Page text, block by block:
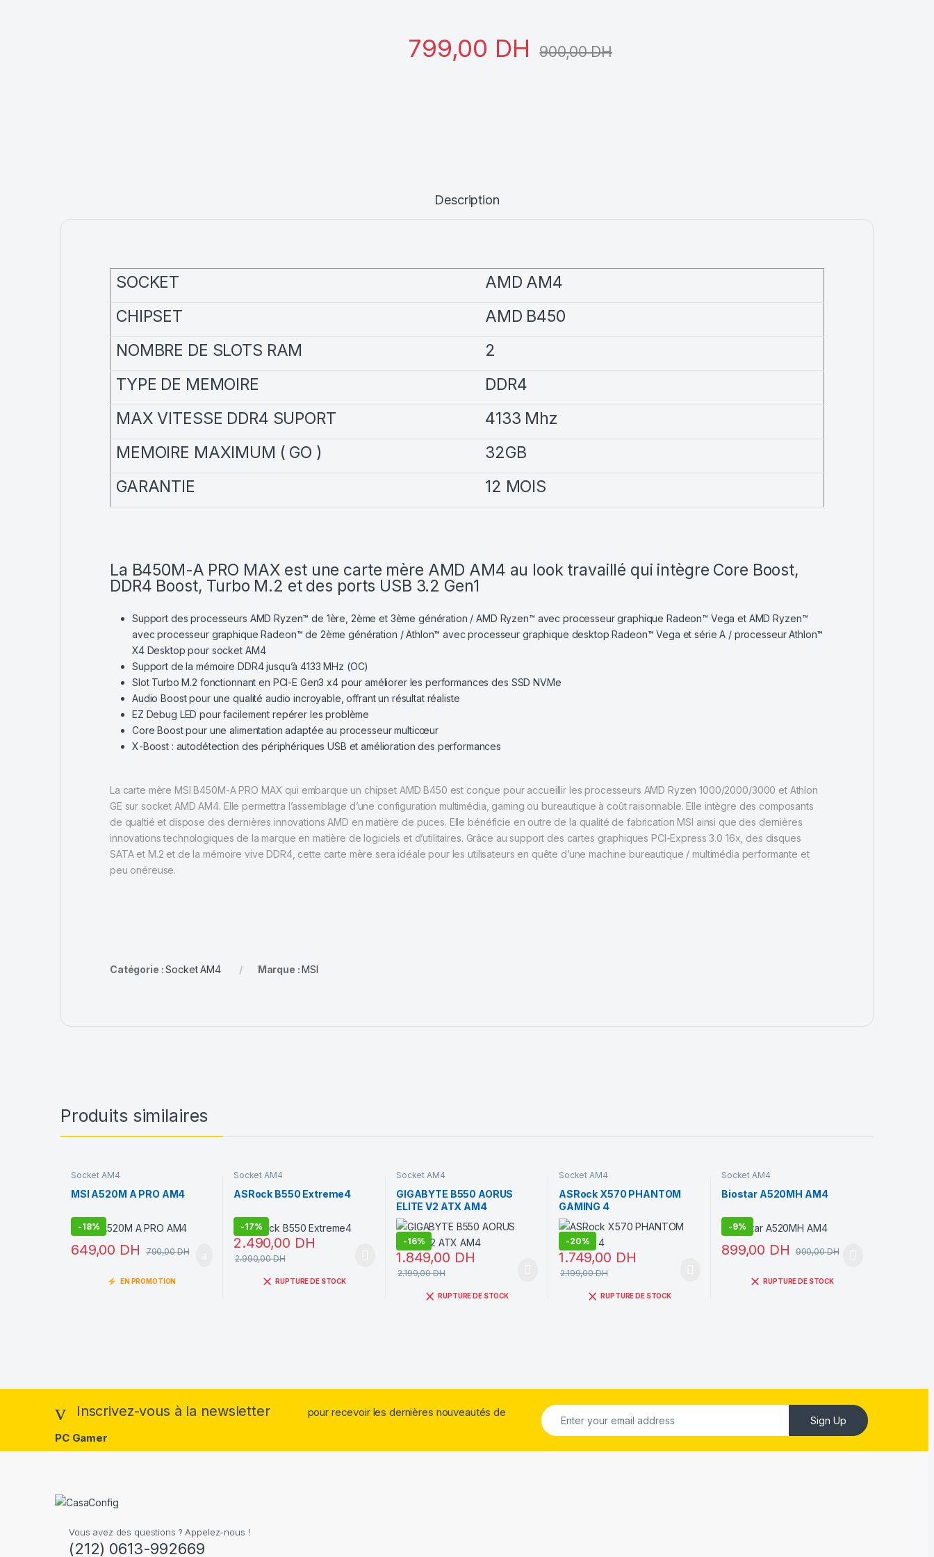
799,00 DH 900,00DH
Description
SOCKET
AMD AM4
CHIPSET
AMD B450
NOMBRE DE SLOTS RAM
2
TYPE DE MEMOIRE
DDR4
MAX VITESSE DDR4 SUPORT
4133 Mhz
MEMOIRE MAXIMUM ( GO )
32GB
GARANTIE
12 MOIS
La B450M-A PRO MAX est une carte mère AMD AM4 au look travaillé qui intègre Core Boost,
DDR4 Boost, Turbo M.2 et des ports USB 3.2 Gen1
Support des processeurs AMD Ryzen™ de 1ère, 2ème et 3ème génération / AMD Ryzen™ avec processeur graphique Radeon™ Vega et AMD Ryzen™
avec processeur graphique Radeon™ de 2ème génération / Athlon™ avec processeur graphique desktop Radeon™ Vega et série A / processeur Athlon™
X4 Desktop pour socket AM4
Support de la mémoire DDR4 jusqu’à 4133 MHz (OC)
Slot Turbo M.2 fonctionnant en PCI-E Gen3 x4 pour améliorer les performances des SSD NVMe
Audio Boost pour une qualité audio incroyable, offrant un résultat réaliste
EZ Debug LED pour facilement repérer les problème
Core Boost pour une alimentation adaptée au processeur multicœur
X-Boost : autodétection des périphériques USB et amélioration des performances
La carte mère MSI B450M-A PRO MAX qui embarque un chipset AMD B450 est conçue pour accueillir les processeurs AMD Ryzen 1000/2000/3000 et Athlon
GE sur socket AMD AM4. Elle permettra l’assemblage d’une configuration multimédia, gaming ou bureautique à coût raisonnable. Elle intègre des composants
de qualtié et dispose des dernières innovations AMD en matière de puces. Elle bénéficie en outre de la qualité de fabrication MSI ainsi que des dernières
innovations technologiques de la marque en matière de logiciels et d’utilitaires. Grâce au support des cartes graphiques PCI-Express 3.0 16x, des disques
SATA et M.2 et de la mémoire vive DDR4, cette carte mère sera idéale pour les utilisateurs en quête d’une machine bureautique / multimédia performante et
peu onéreuse.
Catégorie :Socket AM4 Marque :MSI
Produits similaires
Socket AM4
MSI A520M A PRO AM4
-18%
649,00 DH 790,00DH
EN PROMOTION
Socket AM4
ASRock B550 Extreme4
-17%
2.490,00 DH
2.990,00DH
RUPTURE DE STOCK
Socket AM4
GIGABYTE B550 AORUS
ELITE V2 ATX AM4
-16%
1.849,00 DH
2.199,00DH
RUPTURE DE STOCK
Socket AM4
ASRock X570 PHANTOM
GAMING 4
-20%
1.749,00 DH
2.199,00DH
RUPTURE DE STOCK
Socket AM4
Biostar A520MH AM4
-9%
899,00 DH 990,00DH
RUPTURE DE STOCK
Inscrivez-vous à la newsletter
pour recevoir les dernières nouveautés de
PC Gamer
Sign Up
Vous avez des questions ? Appelez-nous !
(212) 0613-992669